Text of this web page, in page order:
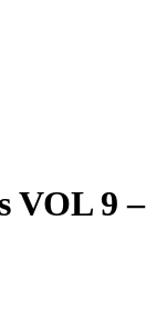
VOL 9